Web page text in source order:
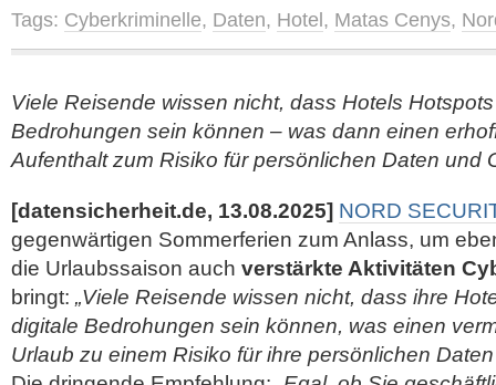
Tags: Cyberkriminelle, Daten, Hotel , Matas Cenys,
Viele Reisende wissen nicht, dass Hotels
Bedrohungen sein können – was dann einen
Aufenthalt zum Risiko für persönlichen Daten und
[datensicherheit.de, 13.08.2025] NORD
gegenwärtigen Sommerferien zum Anlass, um
die Urlaubssaison auch verstärkte Aktivitäten
bringt: „Viele Reisende wissen nicht, dass ihre
digitale Bedrohungen sein können, was einen
Urlaub zu einem Risiko für ihre persönlichen